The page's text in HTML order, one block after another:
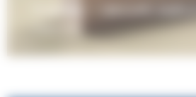
Trophée – GROUPE